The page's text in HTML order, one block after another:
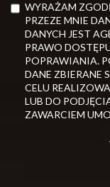
WYRAŻAM
PRZEZE MNIE
DANYCH JEST
PRAWO
POPRAWIANIA.
DANE ZBIERANE
CELU
LUB DO
ZAWARCIEM